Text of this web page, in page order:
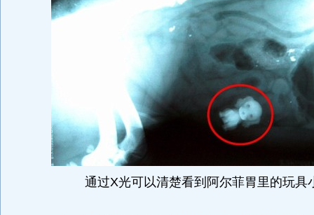
通过X光可以清楚看到阿尔菲胃里的玩具